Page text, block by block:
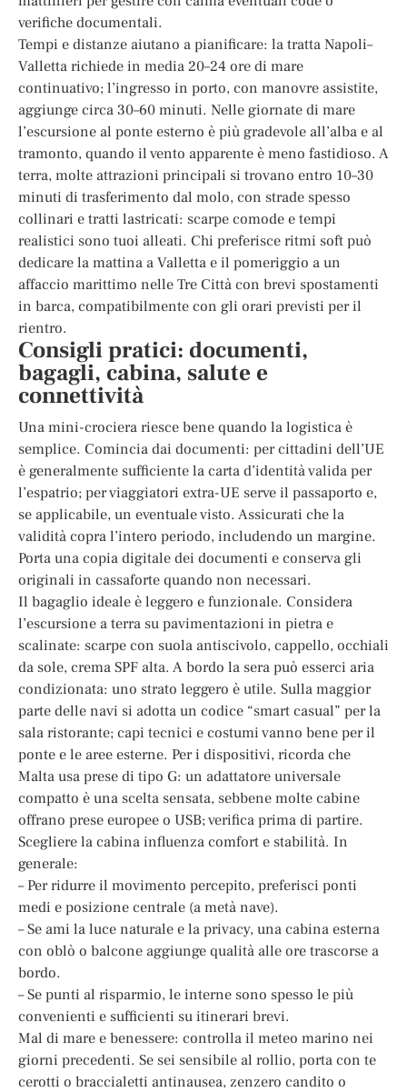
verifiche documentali.
Tempi e distanze aiutano a pianificare: la tratta Napoli–
Valletta richiede in media 20–24 ore di mare
continuativo; l’ingresso in porto, con manovre assistite,
aggiunge circa 30–60 minuti. Nelle giornate di mare
l’escursione al ponte esterno è più gradevole all’alba e al
tramonto, quando il vento apparente è meno fastidioso. A
terra, molte attrazioni principali si trovano entro 10–30
minuti di trasferimento dal molo, con strade spesso
collinari e tratti lastricati: scarpe comode e tempi
realistici sono tuoi alleati. Chi preferisce ritmi soft può
dedicare la mattina a Valletta e il pomeriggio a un
affaccio marittimo nelle Tre Città con brevi spostamenti
in barca, compatibilmente con gli orari previsti per il
rientro.
Consigli pratici: documenti,
bagagli, cabina, salute e
connettività
Una mini-crociera riesce bene quando la logistica è
semplice. Comincia dai documenti: per cittadini dell’UE
è generalmente sufficiente la carta d’identità valida per
l’espatrio; per viaggiatori extra-UE serve il passaporto e,
se applicabile, un eventuale visto. Assicurati che la
validità copra l’intero periodo, includendo un margine.
Porta una copia digitale dei documenti e conserva gli
originali in cassaforte quando non necessari.
Il bagaglio ideale è leggero e funzionale. Considera
l’escursione a terra su pavimentazioni in pietra e
scalinate: scarpe con suola antiscivolo, cappello, occhiali
da sole, crema SPF alta. A bordo la sera può esserci aria
condizionata: uno strato leggero è utile. Sulla maggior
parte delle navi si adotta un codice “smart casual” per la
sala ristorante; capi tecnici e costumi vanno bene per il
ponte e le aree esterne. Per i dispositivi, ricorda che
Malta usa prese di tipo G: un adattatore universale
compatto è una scelta sensata, sebbene molte cabine
offrano prese europee o USB; verifica prima di partire.
Scegliere la cabina influenza comfort e stabilità. In
generale:
– Per ridurre il movimento percepito, preferisci ponti
medi e posizione centrale (a metà nave).
– Se ami la luce naturale e la privacy, una cabina esterna
con oblò o balcone aggiunge qualità alle ore trascorse a
bordo.
– Se punti al risparmio, le interne sono spesso le più
convenienti e sufficienti su itinerari brevi.
Mal di mare e benessere: controlla il meteo marino nei
giorni precedenti. Se sei sensibile al rollio, porta con te
cerotti o braccialetti antinausea, zenzero candito o